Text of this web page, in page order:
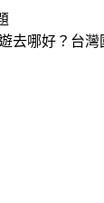
去哪好？台